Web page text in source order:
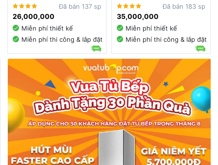
Đã bán 137 sp
26,000,000
Miễn phí thiết kế
Miễn phí thi công & lắp đặt
Đã bán 183 sp
35,000,000
Miễn phí thiết kế
Miễn phí thi công & lắp đặt